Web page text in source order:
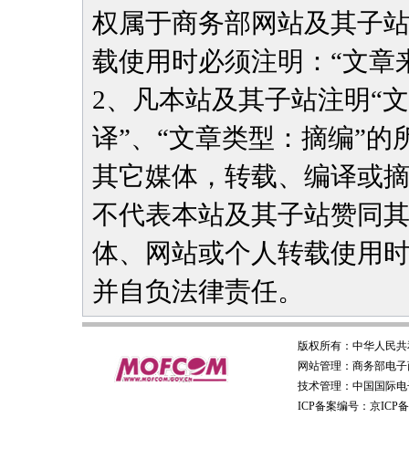
权属于商务部网站及其子
载使用时必须注明：“文章
2、凡本站及其子站注明“
译”、“文章类型：摘编”
其它媒体，转载、编译或
不代表本站及其子站赞同
体、网站或个人转载使用
并自负法律责任。
版权所有： 中华人民
网站管理： 商务部电
技术管理： 中国国际
ICP备案编号：京ICP